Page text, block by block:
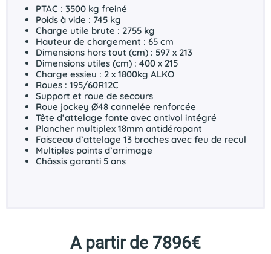
PTAC : 3500 kg freiné
Poids à vide : 745 kg
Charge utile brute : 2755 kg
Hauteur de chargement : 65 cm
Dimensions hors tout (cm) : 597 x 213
Dimensions utiles (cm) : 400 x 215
Charge essieu : 2 x 1800kg ALKO
Roues : 195/60R12C
Support et roue de secours
Roue jockey Ø48 cannelée renforcée
Tête d’attelage fonte avec antivol intégré
Plancher multiplex 18mm antidérapant
Faisceau d’attelage 13 broches avec feu de recul
Multiples points d’arrimage
Châssis garanti 5 ans
A partir de 7896€